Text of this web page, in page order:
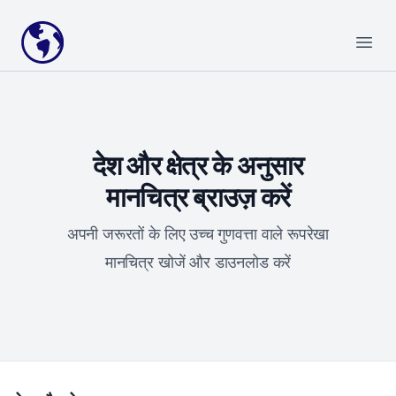
Your Company
देश और क्षेत्र के अनुसार
मानचित्र ब्राउज़ करें
अपनी जरूरतों के लिए उच्च गुणवत्ता वाले रूपरेखा
मानचित्र खोजें और डाउनलोड करें